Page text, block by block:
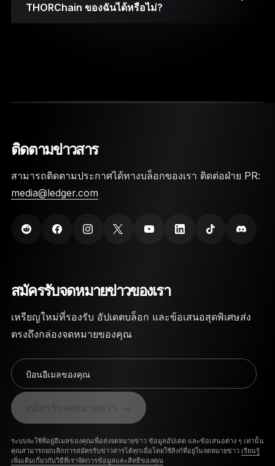
THORChain ของฉันได้หรือไม่?
Private Key ของคุณจะถูกจัดเก็บไว้ในชิป Secure
จำเป็นต้องใช้ทั้งรหัส PIN และวลีกู้คืน 24 คำเพื่อเข้า
ถึงวอลเล็ต
Ledger Nano Cryptocurrency Wallet ถูกสร้างขึ้น
กายภาพ
ติดตามข่าวสาร
สามารถติดตามประกาศได้ทางบล็อกของเรา ติดต่อฝ่าย PR:
media@ledger.com
สมัครรับจดหมายข่าวของเรา
เหรียญใหม่ที่รองรับ อัปเดตบล็อก และข้อเสนอสุดพิเศษส่ง
ตรงถึงกล่องจดหมายของคุณ
ป้อนอีเมลของคุณ
ระบบจะใช้ที่อยู่อีเมลของคุณเพื่อส่งจดหมายข่าว ข้อมูลอัปเดต และข้อเสนอต่าง ๆ เท่านั้น
คุณสามารถยกเลิกการสมัครรับข่าวสารได้ทุกเมื่อโดยใช้ลิงก์ที่อยู่ในจดหมายข่าว เรียนรู้
เพิ่มเติมเกี่ยวกับวิธีที่เราจัดการข้อมูลและสิทธิของคุณ